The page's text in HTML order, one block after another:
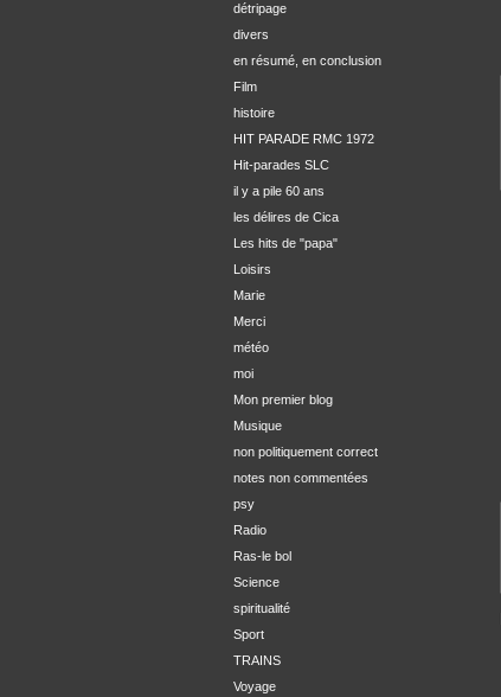
détripage
divers
en résumé, en conclusion
Film
histoire
HIT PARADE RMC 1972
Hit-parades SLC
il y a pile 60 ans
les délires de Cica
Les hits de "papa"
Loisirs
Marie
Merci
météo
moi
Mon premier blog
Musique
non politiquement correct
notes non commentées
psy
Radio
Ras-le bol
Science
spiritualité
Sport
TRAINS
Voyage